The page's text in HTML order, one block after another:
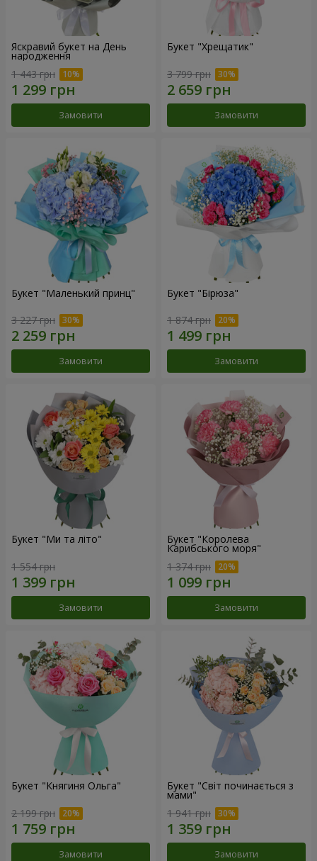
Яскравий букет на День
народження
1 443 грн
Замовити
Букет "Хрещатик"
3 799 грн
Замовити
Букет "Маленький принц"
3 227 грн
Замовити
Букет "Бірюза"
1 874 грн
Замовити
Букет "Ми та літо"
1 554 грн
Замовити
Букет "Королева
Карибського моря"
1 374 грн
Замовити
Букет "Княгиня Ольга"
2 199 грн
Замовити
Букет "Світ починається з
мами"
1 941 грн
Замовити